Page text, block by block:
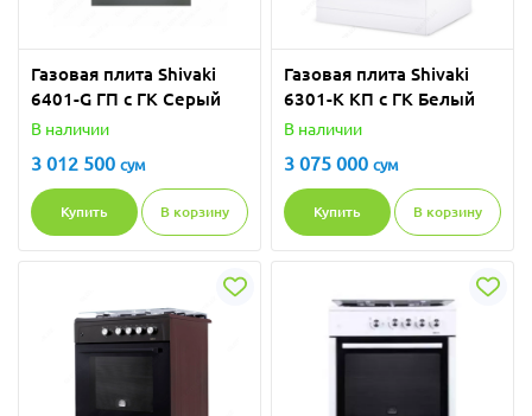
Газовая плита Shivaki
6401-G ГП с ГК Серый
В наличии
3 012 500 сум
Купить В корзину
Газовая плита Shivaki
6301-K КП с ГК Белый
В наличии
3 075 000 сум
Купить В корзину